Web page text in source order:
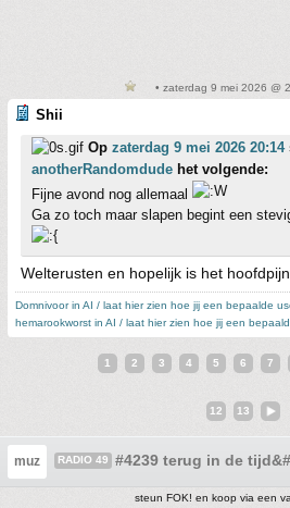
• zaterdag 9 mei 2026 @
Shii
Op zaterdag 9 mei 2026 20:14
anotherRandomdude het volgende:
Fijne avond nog allemaal
Ga zo toch maar slapen begint een
Welterusten en hopelijk is het
Domnivoor in AI / laat hier zien hoe jij een bepaalde
hemarookworst in AI / laat hier zien hoe jij een
1 2 3 4 5 6 7
12 13
muz RADIO 49 #4239 terug in de
steun FOK! en koop via een